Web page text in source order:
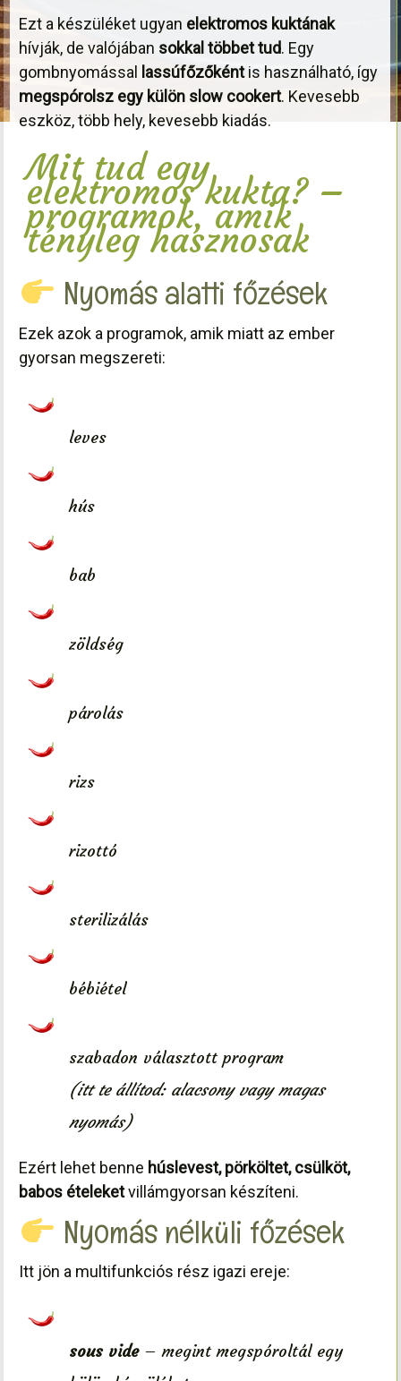
Ezt a készüléket ugyan elektromos kuktának
hívják, de valójában sokkal többet tud. Egy
gombnyomással
lassúfőzőkéntis használható, így
megspórolsz egy külön slow cookert. Kevesebb
eszköz, több hely, kevesebb kiadás.
Mit tud egy
elektromos kukta? –
programok, amik
tényleg hasznosak
Nyomás alatti főzések
Ezek azok a programok, amik miatt az ember
gyorsan megszereti:
leves
hús
bab
zöldség
párolás
rizs
rizottó
sterilizálás
bébiétel
szabadon választott program
(itt te állítod: alacsony vagy magas
nyomás)
Ezért lehet benne húslevest, pörköltet, csülköt,
babos ételeketvillámgyorsan készíteni.
Nyomás nélküli főzések
Itt jön a multifunkciós rész igazi ereje:
sous vide– megint megspóroltál egy